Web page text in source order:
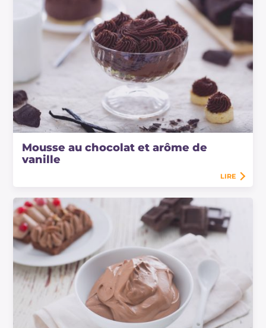
Mousse au chocolat et arôme de
vanille
LIRE